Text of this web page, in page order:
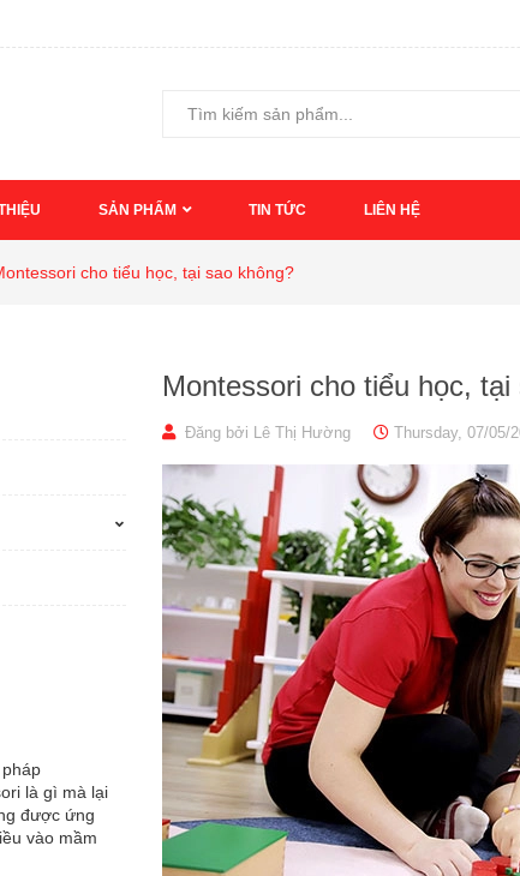
SẢN PHẨM TIN TỨC LIÊN HỆ
cho tiểu học, tại sao không?
là gì mà lại
được ứng
vào mầm
Montessori cho tiểu học, tại
Đăng bởi Lê Thị Hường Thursday, 07/05/